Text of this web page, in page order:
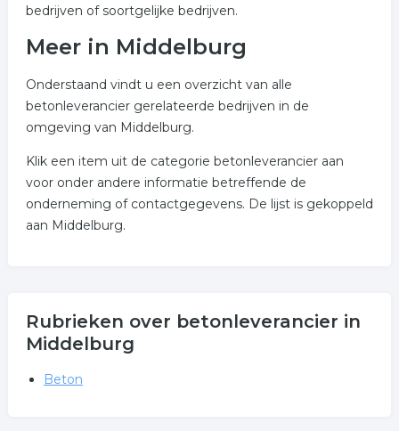
bedrijven of soortgelijke bedrijven.
Meer in Middelburg
Onderstaand vindt u een overzicht van alle
betonleverancier gerelateerde bedrijven in de
omgeving van Middelburg.
Klik een item uit de categorie betonleverancier aan
voor onder andere informatie betreffende de
onderneming of contactgegevens. De lijst is gekoppeld
aan Middelburg.
Rubrieken over betonleverancier in
Middelburg
Beton